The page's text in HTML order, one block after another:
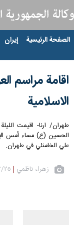
الصفحة الرئيسية إيران
اقامة مراسم
الاسلامية
طهران/ ارنا- اقيمت
الحسين (ع) مساء أمس
علي الخامنئي في طهران.
زهراء ناظمي ٢٥‏/٠٧‏/٢٠٢٣، ٨:٣٦ ص